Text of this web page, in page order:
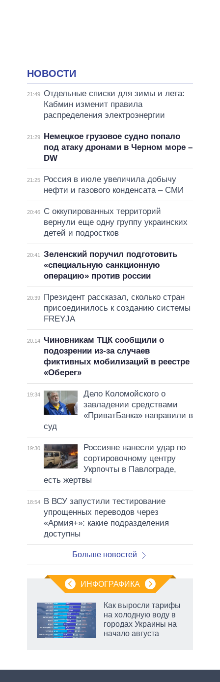
НОВОСТИ
21:49 Отдельные списки для зимы и лета:
Кабмин изменит правила
распределения электроэнергии
21:29
Немецкое грузовое судно попало
под атаку дронами в Черном море –
DW
21:25
Россия в июле увеличила добычу
нефти и газового конденсата – СМИ
20:46
С оккупированных территорий
вернули еще одну группу украинских
детей и подростков
20:41
Зеленский поручил подготовить
«специальную санкционную
операцию» против россии
20:39
Президент рассказал, сколько стран
присоединилось к созданию системы
FREYJA
20:14
Чиновникам ТЦК сообщили о
подозрении из-за случаев
фиктивных мобилизаций в реестре
«Оберег»
19:34
Дело Коломойского о
завладении средствами
«ПриватБанка» направили в
суд
19:30
Россияне нанесли удар по
сортировочному центру
Укрпочты в Павлограде,
есть жертвы
18:54
В ВСУ запустили тестирование
упрощенных переводов через
«Армия+»: какие подразделения
доступны
Больше новостей
ИНФОГРАФИКА
Как выросли тарифы
на холодную воду в
городах Украины на
начало августа